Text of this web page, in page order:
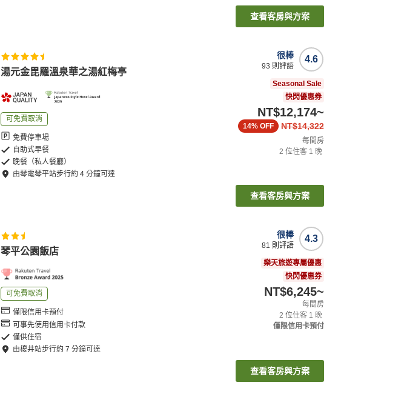
查看客房與方案
湯元金毘羅溫泉華之湯紅梅亭​
可免費取消
免費停車場
自助式早餐
晚餐（私人餐廳）
由琴電琴平站步行約4 分鐘可達
4.6
很棒
93 則評語
Seasonal Sale
快閃優惠券
NT$12,174~
NT$14,322
14% OFF
每間房
2 位住客 1 晚
查看客房與方案
琴平公園飯店
可免費取消
僅限信用卡預付
可事先使用信用卡付款
僅供住宿
由榎井站步行約7 分鐘可達
4.3
很棒
81 則評語
樂天旅遊專屬優惠
快閃優惠券
NT$6,245~
每間房
2 位住客 1 晚
僅限信用卡預付
查看客房與方案